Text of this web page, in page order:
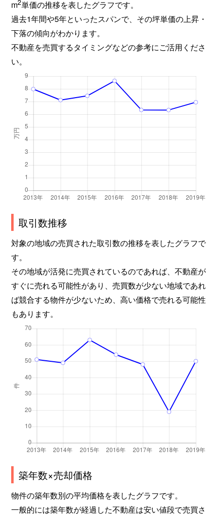
m2単価の推移を表したグラフです。
過去1年間や5年といったスパンで、その坪単価の上昇・
下落の傾向がわかります。
不動産を売買するタイミングなどの参考にご活用くださ
い。
取引数推移
対象の地域の売買された取引数の推移を表したグラフで
す。
その地域が活発に売買されているのであれば、不動産が
すぐに売れる可能性があり、売買数が少ない地域であれ
ば競合する物件が少ないため、高い価格で売れる可能性
もあります。
築年数×売却価格
物件の築年数別の平均価格を表したグラフです。
一般的には築年数が経過した不動産は安い値段で売買さ